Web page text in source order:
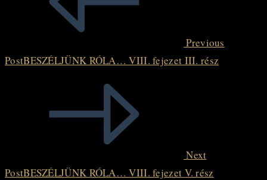
articles
Previous
PostBESZÉLJÜNK RÓLA… VIII. fejezet III. rész
Next
PostBESZÉLJÜNK RÓLA… VIII. fejezet V. rész